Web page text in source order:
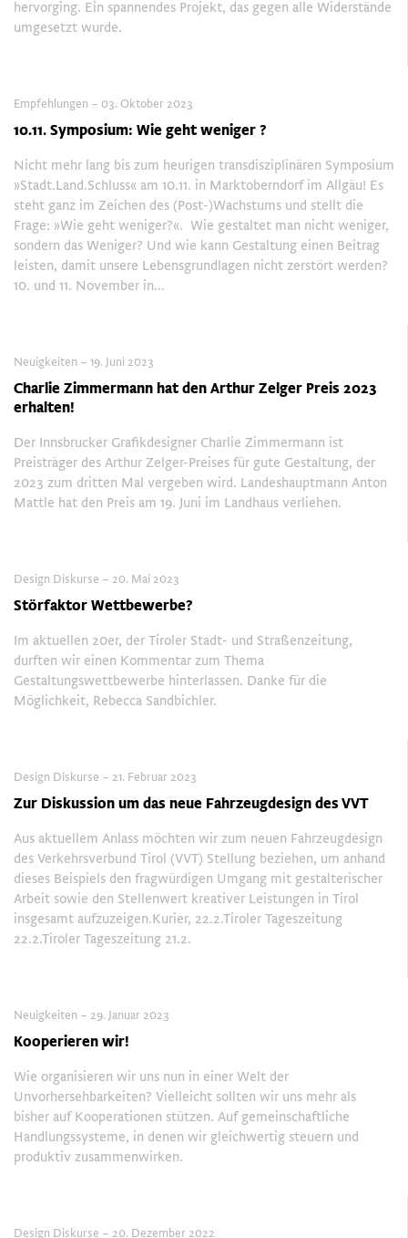
hervorging. Ein spannendes Projekt, das gegen alle Widerstände
umgesetzt wurde.
Empfehlungen – 03. Oktober 2023
10.11. Symposium: Wie geht weniger ?
Nicht mehr lang bis zum heurigen transdisziplinären Symposium
»Stadt.Land.Schluss« am 10.11. in Marktoberndorf im Allgäu! Es
steht ganz im Zeichen des (Post-)Wachstums und stellt die
Frage: »Wie geht weniger?«. Wie gestaltet man nicht weniger,
sondern das Weniger? Und wie kann Gestaltung einen Beitrag
leisten, damit unsere Lebensgrundlagen nicht zerstört werden?
10. und 11. November in...
Neuigkeiten – 19. Juni 2023
Charlie Zimmermann hat den Arthur Zelger Preis 2023
erhalten!
Der Innsbrucker Grafikdesigner Charlie Zimmermann ist
Preisträger des Arthur Zelger-Preises für gute Gestaltung, der
2023 zum dritten Mal vergeben wird. Landeshauptmann Anton
Mattle hat den Preis am 19. Juni im Landhaus verliehen.
Design Diskurse – 20. Mai 2023
Störfaktor Wettbewerbe?
Im aktuellen 20er, der Tiroler Stadt- und Straßenzeitung,
durften wir einen Kommentar zum Thema
Gestaltungswettbewerbe hinterlassen. Danke für die
Möglichkeit, Rebecca Sandbichler.
Design Diskurse – 21. Februar 2023
Zur Diskussion um das neue Fahrzeugdesign des VVT
Aus aktuellem Anlass möchten wir zum neuen Fahrzeugdesign
des Verkehrsverbund Tirol (VVT) Stellung beziehen, um anhand
dieses Beispiels den fragwürdigen Umgang mit gestalterischer
Arbeit sowie den Stellenwert kreativer Leistungen in Tirol
insgesamt aufzuzeigen.Kurier, 22.2.Tiroler Tageszeitung
22.2.Tiroler Tageszeitung 21.2.
Neuigkeiten – 29. Januar 2023
Kooperieren wir!
Wie organisieren wir uns nun in einer Welt der
Unvorhersehbarkeiten? Vielleicht sollten wir uns mehr als
bisher auf Kooperationen stützen. Auf gemeinschaftliche
Handlungssysteme, in denen wir gleichwertig steuern und
produktiv zusammenwirken.
Design Diskurse – 20. Dezember 2022